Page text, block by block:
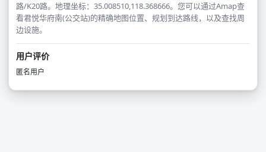
路/K20路。地理坐标：35.008510,118.368666。您可以通过Amap查
看君悦华府南(公交站)的精确地图位置、规划到达路线，以及查找周
边设施。
用户评价
匿名用户